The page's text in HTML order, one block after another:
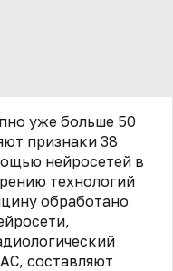
уже больше 50
признаки 38
нейросетей в
технологий
обработано
составляют